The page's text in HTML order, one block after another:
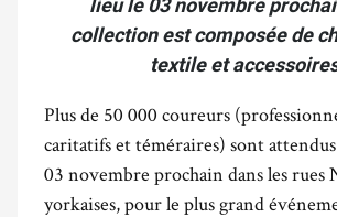
lieu le 03 novembre
collection est composée de
textile et
Plus de 50 000 coureurs
caritatifs et téméraires) sont
03 novembre prochain dans les rues
yorkaises, pour le plus grand